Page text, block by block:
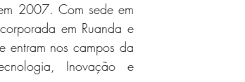
2007. Com sede em
em Ruanda e
entram nos campos da
Inovação e